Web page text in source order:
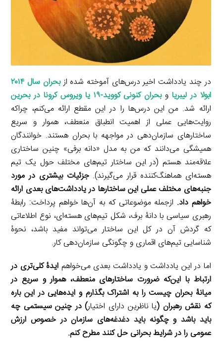
در چند یادداشت اخیر درس‌های آموخته شده از
بحران سال ۲۰۱۴
ابولا در لیبریا وبحران کنونی کووید-۱۹ یا ویروس کرونا در بحرین
ارائه شد. من این‌ درس‌ها را در این مقطع ارائه می‌کنم، چراکه
روایت‌هایی عملی از اهمیت انطباق منعطف، هموار و سریع
ساختارهای سازمان‌دهی در مواجهه با بحران هستند. خوانندگان
همیشگی می‌دانند که من به مدل «دانه برفی» چنین ساختاری
علاقه‌مند هستم (در این ساختار تیم‌های مختلف حول یک تیم
هسته‌ای هماهنگ‌کننده قرار می‌گیرند).جزئیات بیشتری در مورد
جنبه‌های مختلف عملی این ساختارها در یادداشت‌های بعدی ارائه
خواهم داد. ازجمله موضوعاتی که به آن‌ها خواهم پرداخت: رابطۀ
رهبری سیاسی با دانۀ برف، شکل تیم‌های هسته‌ای، نوع اطلاعاتی
که گردش آن در کل این ساختار می‌تواند مفید باشد، نحوۀ
شناسایی تیم‌های اقماری و چگونگی سازمان‌دهی کار.
اما در این یادداشت و یادداشت‌ بعدی می‌خواهم ایدۀ کلی‌تری در
ارتباط با این‌که ضرورت ساختارهای منعطف، هموار و سریع در
میانۀ بحران چیست را به اشتراک بگذارم و ایده‌هایی در این باره
که نقش رهبران (یا ناظرین دارای اختیار) در چنین سیستمی چه
باید باشد و چگونه باید دغدغه‌های سازمان در خصوص ارزش
عمومی را در شرایط بحرانی حل کنند مطرح کنم.